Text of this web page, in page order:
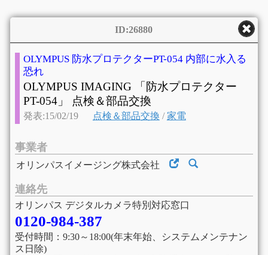
ID:26880
OLYMPUS 防水プロテクターPT-054 内部に水入る
恐れ
OLYMPUS IMAGING 「防水プロテクター
PT-054」 点検＆部品交換
発表:15/02/19 点検＆部品交換 /家電
事業者
オリンパスイメージング株式会社
連絡先
オリンパス デジタルカメラ特別対応窓口
0120-984-387
受付時間：9:30～18:00(年末年始、システムメンテナン
ス日除)